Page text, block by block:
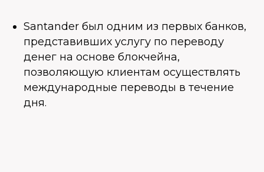
Santander был одним из первых банков,
представивших услугу по переводу
денег на основе блокчейна,
позволяющую клиентам осуществлять
международные переводы в течение
дня.